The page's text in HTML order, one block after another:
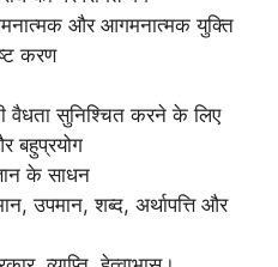
और आगमनात्मक युक्ति
करण
सुनिश्चित करने के लिए
के साधन
उपमान, शब्द, अर्थापत्ति और